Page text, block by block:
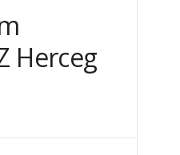
Herceg